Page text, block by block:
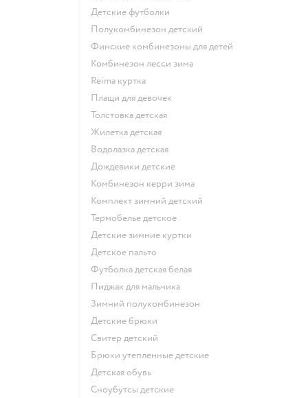
Детские футболки
Полукомбинезон детский
Финские комбинезоны для детей
Комбинезон лесси зима
Reima куртка
Плащи для девочек
Толстовка детская
Жилетка детская
Водолазка детская
Дождевики детские
Комбинезон керри зима
Комплект зимний детский
Термобелье детское
Детские зимние куртки
Детское пальто
Футболка детская белая
Пиджак для мальчика
Зимний полукомбинезон
Детские брюки
Свитер детский
Брюки утепленные детские
Детская обувь
Сноубутсы детские